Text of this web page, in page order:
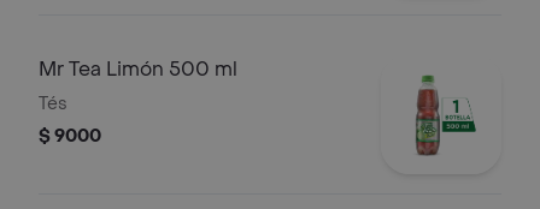
Mr Tea Limón 500 ml
Tés
$ 9000